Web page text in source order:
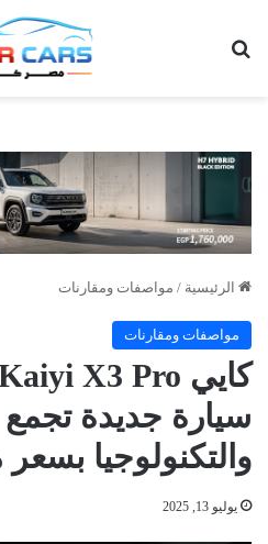
الرئيسية / مواصفات ومقارنات
مواصفات ومقارنات
سيارة جديدة تجمع
والتكنولوجيا
يوليو 13, 2025